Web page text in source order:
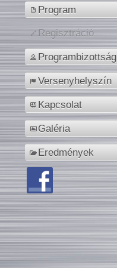
Program
Regisztráció
Programbizottság
Versenyhelyszín
Kapcsolat
Galéria
Eredmények